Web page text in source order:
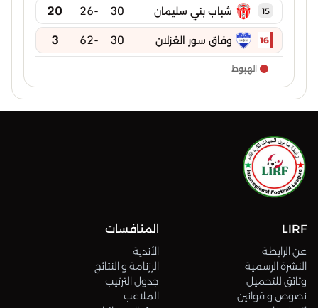
15 شباب بني سليمان 30
-26
20
16 وفاق سور الغزلان 30
-62
3
الهبوط
LIRF
عن الرابطة
النشرة الرسمية
وثائق للتحميل
نصوص و قوانين
المنافسات
الأندية
الرزنامة و النتائج
جدول الترتيب
الملاعب